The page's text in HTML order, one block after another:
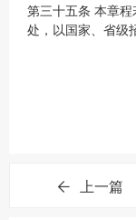
第三十五条 本章
处，以国家、
上一篇